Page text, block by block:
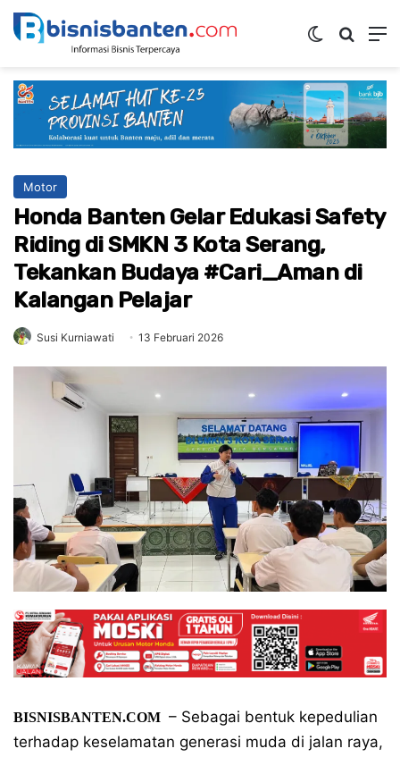
Switch skin
Motor
Honda Banten Gelar Edukasi Safety
Riding di SMKN 3 Kota Serang,
Tekankan Budaya #Cari_Aman di
Kalangan Pelajar
Susi Kurniawati 13 Februari 2026
BISNISBANTEN.COM – Sebagai bentuk kepedulian
terhadap keselamatan generasi muda di jalan raya,